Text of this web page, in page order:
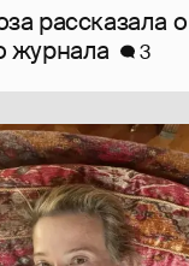
рассказала
журнала
3